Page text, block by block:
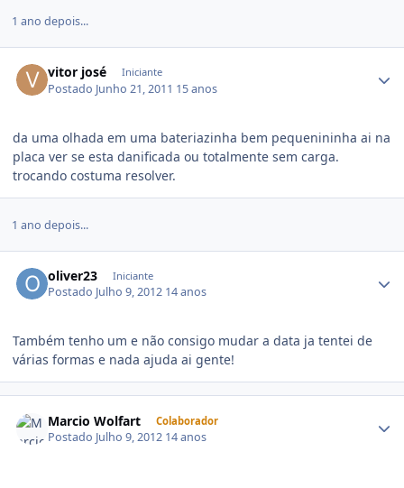
1 ano depois...
vitor josé Iniciante
Postado Junho 21, 2011 15 anos
da uma olhada em uma bateriazinha bem pequenininha ai na
placa ver se esta danificada ou totalmente sem carga.
trocando costuma resolver.
1 ano depois...
oliver23 Iniciante
Postado Julho 9, 2012 14 anos
Também tenho um e não consigo mudar a data ja tentei de
várias formas e nada ajuda ai gente!
Marcio Wolfart Colaborador
Postado Julho 9, 2012 14 anos